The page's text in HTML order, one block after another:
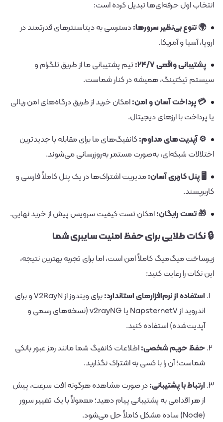
انتخاب اول حرفه‌ای‌ها تبدیل کرده است:
🌍 تنوع بی‌نظیر سرورها:دسترسی به دیتاسنترهای قدرتمند در
اروپا، آسیا و آمریکا.
پشتیبانی واقعی ۲۴/۷:
تیم پشتیبانی ما از طریق تلگرام و
سیستم تیکتینگ، همیشه در کنار شماست.
💳 پرداخت آسان و امن:امکان خرید از طریق درگاه‌های امن ریالی
یا پرداخت با ارزهای دیجیتال.
⚙️ آپدیت‌های مداوم:کانفیگ‌های ما برای مقابله با جدیدترین
اختلالات شبکه‌ای، به‌صورت مستمر به‌روزرسانی می‌شوند.
🖥️ پنل کاربری آسان:مدیریت اشتراک‌ها در یک پنل کاملاً فارسی و
کاربرپسند.
🎁 تست رایگان:امکان تست کیفیت سرویس پیش از خرید نهایی.
🔒 نکات طلایی برای حفظ امنیت سایبری شما
زیرساخت میگ‌میگ کاملاً امن است، اما برای تجربه بهترین نتیجه،
این نکات را رعایت کنید:
استفاده از نرم‌افزارهای استاندارد:برای ویندوز ازV2RayNو برای
اندروید ازNapsternetV یا v2rayNG(نسخه‌های رسمی و
آپدیت‌شده) استفاده کنید.
حفظ حریم شخصی:اطلاعات کانفیگ شما مانند رمز عبور بانکی
شماست؛ آن را با کسی به اشتراک نگذارید.
ارتباط با پشتیبانی:در صورت مشاهده هرگونه افت سرعت، پیش
از هر اقدامی به پشتیبانی پیام دهید؛ معمولاً با یک تغییر سرور
(Node) ساده مشکل کاملاً حل می‌شود.